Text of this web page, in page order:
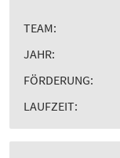
TEAM:
JAHR:
FÖRDERUNG:
LAUFZEIT: